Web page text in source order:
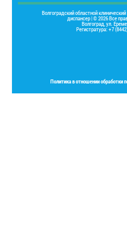
Волгоградский областной
диспансер | © 2026 Все
Волгоград, ул.
Регистратура: +7
Политика в отношении обработки